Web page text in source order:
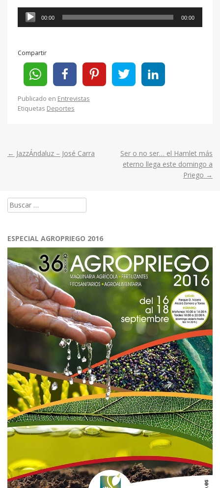
Reproductor
00:00 00:00
Compartir
Publicado en Entrevistas
Etiquetas Deportes
Post
← JazzÁndaluz – José Carra
Ser o no ser… el Hamlet más
eterno llega este domingo a
Priego →
Buscar:
ESPECIAL AGROPRIEGO 2016